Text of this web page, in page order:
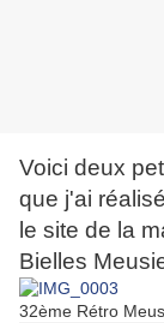
Voici deux
que j'ai
le site de la
Bielles
32ème Rétro